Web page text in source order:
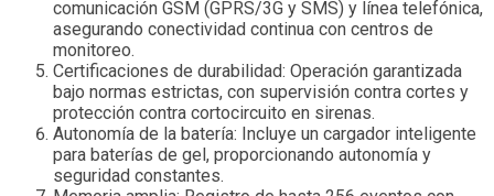
comunicación GSM (GPRS/3G y SMS) y línea telefónica,
asegurando conectividad continua con centros de
monitoreo.
Certificaciones de durabilidad: Operación garantizada
bajo normas estrictas, con supervisión contra cortes y
protección contra cortocircuito en sirenas.
Autonomía de la batería: Incluye un cargador inteligente
para baterías de gel, proporcionando autonomía y
seguridad constantes.